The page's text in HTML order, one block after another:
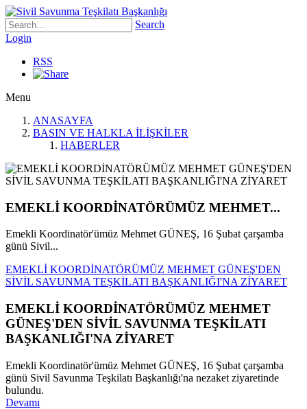
Search
Login
RSS
Menu
ANASAYFA
BASIN VE HALKLA İLİŞKİLER
HABERLER
EMEKLİ KOORDİNATÖRÜMÜZ MEHMET...
Emekli Koordinatör'ümüz Mehmet GÜNEŞ, 16 Şubat çarşamba
günü Sivil...
EMEKLİ KOORDİNATÖRÜMÜZ MEHMET GÜNEŞ'DEN
SİVİL SAVUNMA TEŞKİLATI BAŞKANLIĞI'NA ZİYARET
EMEKLİ KOORDİNATÖRÜMÜZ MEHMET
GÜNEŞ'DEN SİVİL SAVUNMA TEŞKİLATI
BAŞKANLIĞI'NA ZİYARET
Emekli Koordinatör'ümüz Mehmet GÜNEŞ, 16 Şubat çarşamba
günü Sivil Savunma Teşkilatı Başkanlığı'na nezaket ziyaretinde
bulundu.
Devamı